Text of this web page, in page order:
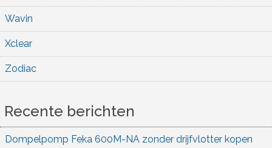
Wavin
Xclear
Zodiac
Recente berichten
Dompelpomp Feka 600M-NA zonder drijfvlotter kopen